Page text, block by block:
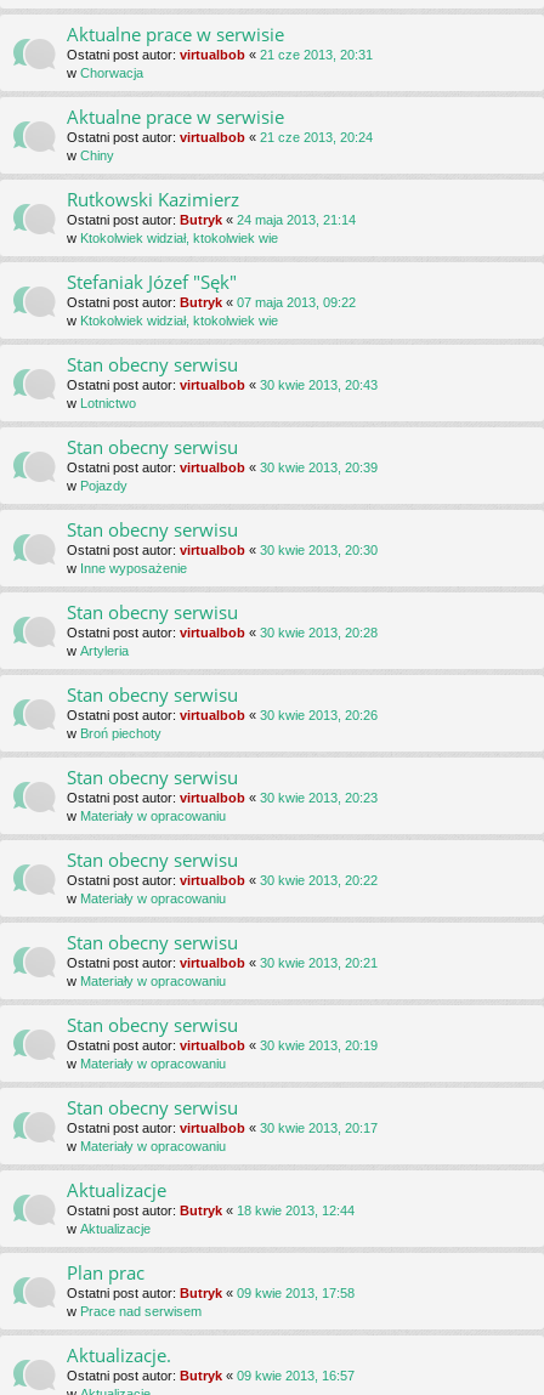
Aktualne prace w serwisie
Ostatni post autor: virtualbob « 21 cze 2013, 20:31
w Chorwacja
Aktualne prace w serwisie
Ostatni post autor: virtualbob « 21 cze 2013, 20:24
w Chiny
Rutkowski Kazimierz
Ostatni post autor: Butryk « 24 maja 2013, 21:14
w Ktokolwiek widział, ktokolwiek wie
Stefaniak Józef "Sęk"
Ostatni post autor: Butryk « 07 maja 2013, 09:22
w Ktokolwiek widział, ktokolwiek wie
Stan obecny serwisu
Ostatni post autor: virtualbob « 30 kwie 2013, 20:43
w
Lotnictwo
Stan obecny serwisu
Ostatni post autor: virtualbob « 30 kwie 2013, 20:39
w Pojazdy
Stan obecny serwisu
Ostatni post autor: virtualbob « 30 kwie 2013, 20:30
w Inne wyposażenie
Stan obecny serwisu
Ostatni post autor: virtualbob « 30 kwie 2013, 20:28
w Artyleria
Stan obecny serwisu
Ostatni post autor: virtualbob « 30 kwie 2013, 20:26
w Broń piechoty
Stan obecny serwisu
Ostatni post autor: virtualbob « 30 kwie 2013, 20:23
w Materiały w opracowaniu
Stan obecny serwisu
Ostatni post autor: virtualbob « 30 kwie 2013, 20:22
w Materiały w opracowaniu
Stan obecny serwisu
Ostatni post autor: virtualbob « 30 kwie 2013, 20:21
w Materiały w opracowaniu
Stan obecny serwisu
Ostatni post autor: virtualbob « 30 kwie 2013, 20:19
w Materiały w opracowaniu
Stan obecny serwisu
Ostatni post autor: virtualbob « 30 kwie 2013, 20:17
w Materiały w opracowaniu
Aktualizacje
Ostatni post autor: Butryk « 18 kwie 2013, 12:44
w Aktualizacje
Plan prac
Ostatni post autor: Butryk « 09 kwie 2013, 17:58
w Prace nad serwisem
Aktualizacje.
Ostatni post autor: Butryk « 09 kwie 2013, 16:57